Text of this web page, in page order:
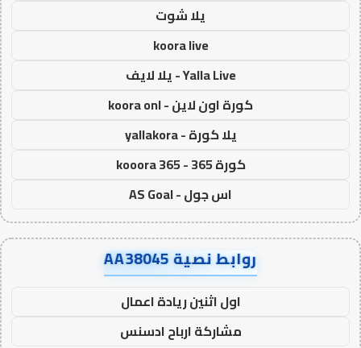
يلا شوت
koora live
Yalla Live - يلا لايف
كورة اون لاين - koora onl
يلا كورة - yallakora
كورة 365 - kooora 365
اس جول - AS Goal
روابط نصية AA38045
اول اثنين ريادة اعمال
مشاركة ارباح ادسنس